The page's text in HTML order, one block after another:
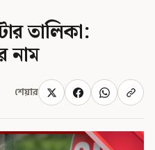
তালিকা:
নাম
শেয়ার